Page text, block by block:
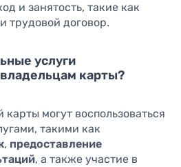
и занятость, такие как
трудовой договор.
услуги
карты?
могут воспользоваться
такими как
, предоставление
, а также участие в